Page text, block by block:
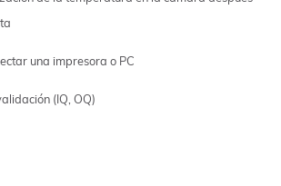
una impresora o PC
(IQ, OQ)